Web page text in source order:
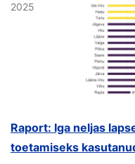
2025
Raport: Iga neljas
toetamiseks